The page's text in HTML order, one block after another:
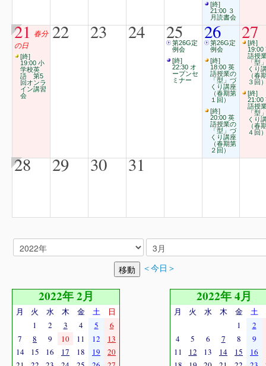
[終]
21:00 ３
月読書会
21 春分
の日
[終]
19:00 小
学校英
語 第5
回オンラ
イン講習
会
22 23 24 25
第26G定
例会
[終]
22:30 オ
ープンセ
ミナー
26
第26G定
例会
[終]
18:00 英
語授業の
「型」づ
くり講座
（春期第
１回）
[終]
20:00 英
語授業の
「型」づ
くり講座
（春期第
２回）
27
[終]
19:00
語授
「型
くり
（春
３回
[終]
21:00
語授
「型
くり
（春
４回
28 29 30 31
＜今日＞
2022年 2月
月 火 水 木 金 土
日
1
2 3 4 5
6
7
8 9 10 11 12
13
14
15 16 17 18 19
20
2022年 4月
月 火 水 木 金 土
1
2
4
5 6 7 8 9
11
12 13 14 15 16